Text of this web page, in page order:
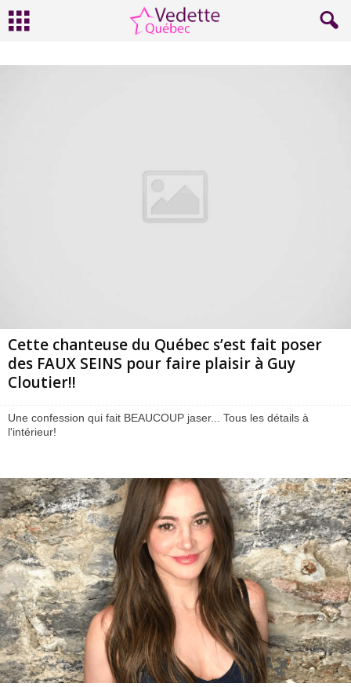
Cette chanteuse du Québec s’est fait poser
des FAUX SEINS pour faire plaisir à Guy
Cloutier!!
Une confession qui fait BEAUCOUP jaser... Tous les détails à
l'intérieur!